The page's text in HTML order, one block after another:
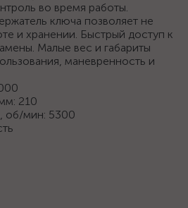
во время работы.
ключа позволяет не
и хранении. Быстрый доступ к
Малые вес и габариты
маневренность и
210
об/мин: 5300